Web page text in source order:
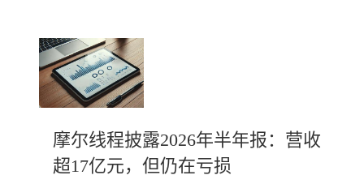
摩尔线程披露2026年半年报：营收
超17亿元，但仍在亏损